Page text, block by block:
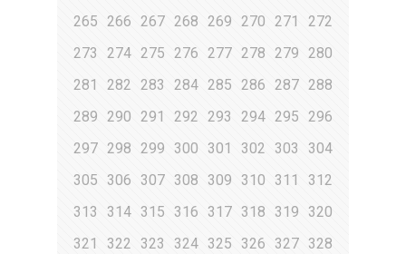
265 266 267 268 269 270 271
272
273
274 275 276 277 278 279 280
281
282 283 284 285 286 287 288
289 290 291 292 293 294 295 296
297 298 299 300 301 302 303
304
305
306 307 308 309 310 311
312
313
314 315 316 317 318 319
320
321
322 323 324 325 326 327 328